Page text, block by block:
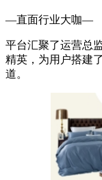
—直面行业大咖—
平台汇聚了运营总
精英，为用户搭建
道。